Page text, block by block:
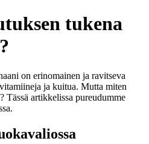
tukena
on erinomainen ja ravitseva
ja kuitua. Mutta miten
Tässä artikkelissa pureudumme